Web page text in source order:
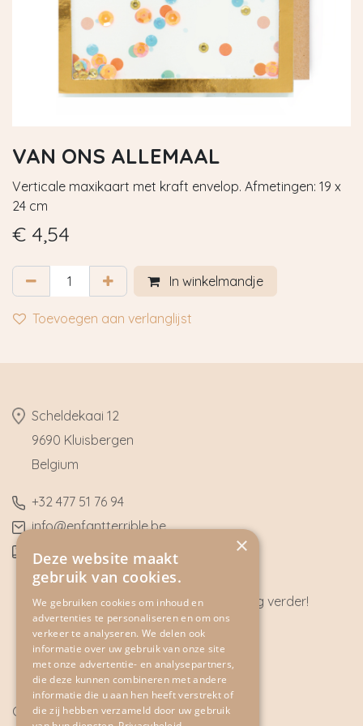
VAN ONS ALLEMAAL
Verticale maxikaart met kraft envelop. Afmetingen: 19 x
24 cm
€ 4,54
In winkelmandje
Toevoegen aan verlanglijst
​Scheldekaai 12
9690 Kluisbergen
​Belgium
​+32 477 51 76 94
​info@enfantterrible.be
BE0636790746
Heeft u vragen? Wij helpen u graag verder!
CONTACT
Cookie Policy
×
Deze website maakt
gebruik van cookies.
We gebruiken cookies om inhoud en
advertenties te personaliseren en om ons
verkeer te analyseren. We delen ook
informatie over uw gebruik van onze site
met onze advertentie- en analysepartners,
die deze kunnen combineren met andere
informatie die u aan hen heeft verstrekt of
die zij hebben verzameld door uw gebruik